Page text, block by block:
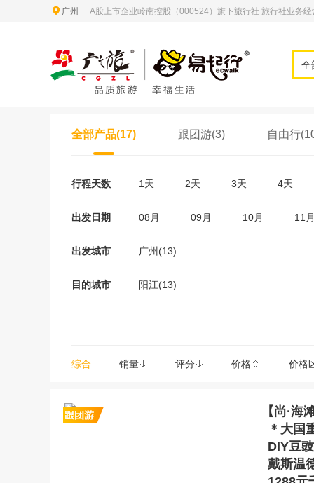
广州 A股上市企业岭南控股（000524）旗下旅行社 旅行社业务
全
全部产品(17) 跟团游(3) 自由行
行程天数 1天 2天 3天 4天
出发日期 08月 09月 10月 11
出发城市 广州(13)
目的城市 阳江(13)
综合 销量 评分 价格 价格
【尚·
＊大国
DIY豆
戴斯温